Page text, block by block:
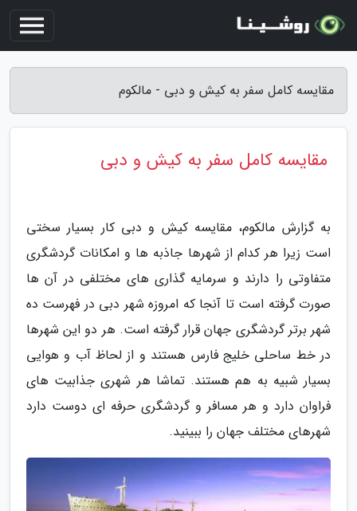
مقایسه کامل سفر به کیش و دبی - مالکوم
مقایسه کامل سفر به کیش و دبی
به گزارش مالکوم، مقایسه کیش و دبی کار بسیار سختی
است زیرا هر کدام از شهرها جاذبه ها و امکانات گردشگری
متفاوتی را دارند و سرمایه گذاری های مختلفی در آن ها
صورت گرفته است تا آنجا که امروزه شهر دبی در فهرست ده
شهر برتر گردشگری جهان قرار گرفته است. هر دو این شهرها
در خط ساحلی خلیج فارس هستند و از لحاظ آب و هوایی
بسیار شبیه به هم هستند. تماشا هر شهری جذابیت های
فراوان دارد و هر مسافر و گردشگری حرفه ای دوست دارد
شهرهای مختلف جهان را ببینید.